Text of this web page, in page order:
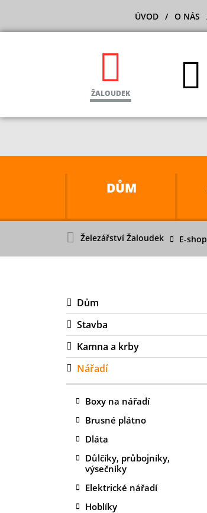
ÚVOD O NÁS
ŽALOUDEK
DŮM
Železářství Žaloudek E-shop
Dům
Stavba
Kamna a krby
Nářadí
Boxy na nářadí
Brusné plátno
Dláta
Důlčíky, průbojníky,
výsečníky
Elektrické nářadí
Hoblíky